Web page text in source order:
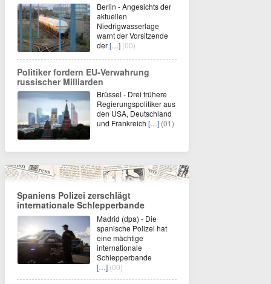
Berlin - Angesichts der
aktuellen
Niedrigwasserlage
warnt der Vorsitzende
der[…] (00)
Politiker fordern EU-Verwahrung
russischer Milliarden
Brüssel - Drei frühere
Regierungspolitiker aus
den USA, Deutschland
und Frankreich […] (01)
Spaniens Polizei zerschlägt
internationale Schlepperbande
Madrid (dpa) - Die
spanische Polizei hat
eine mächtige
internationale
Schlepperbande
[…] (00)